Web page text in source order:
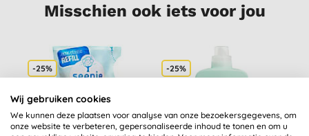
Misschien ook iets voor jou
-25% -25%
Wij gebruiken cookies
We kunnen deze plaatsen voor analyse van onze bezoekersgegevens, om
onze website te verbeteren, gepersonaliseerde inhoud te tonen en om u